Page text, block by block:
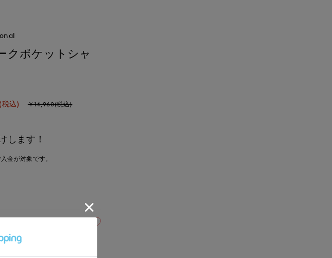
クポケットシャ
(税込) ￥14,960(税込)
します！
金が対象です。